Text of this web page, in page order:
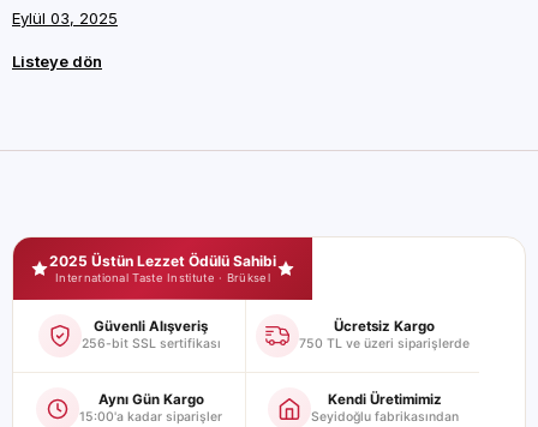
Eylül 03, 2025
Listeye dön
Seyidoğlu Mağaza Güvence ve Sertifikalar
2025 Üstün Lezzet Ödülü Sahibi
International Taste Institute · Brüksel
Güvenli Alışveriş
256-bit SSL sertifikası
Ücretsiz Kargo
750 TL ve üzeri siparişlerde
Aynı Gün Kargo
15:00'a kadar siparişler
Kendi Üretimimiz
Seyidoğlu fabrikasından